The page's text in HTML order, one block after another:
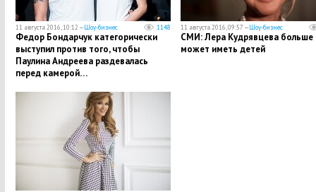
11 августа 2016, 10:12 —Шоу-бизнес 1148
Федор Бондарчук категорически
выступил против того, чтобы
Паулина Андреева раздевалась
перед камерой…
11 августа 2016, 09:57 —Шоу-бизнес
СМИ: Лера Кудрявцева больше
может иметь детей